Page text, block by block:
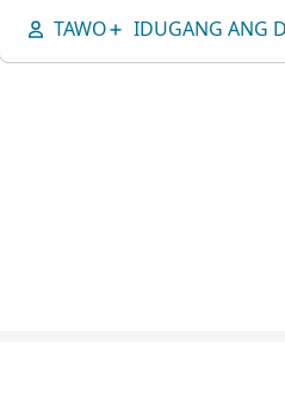
TAWO IDUGANG ANG